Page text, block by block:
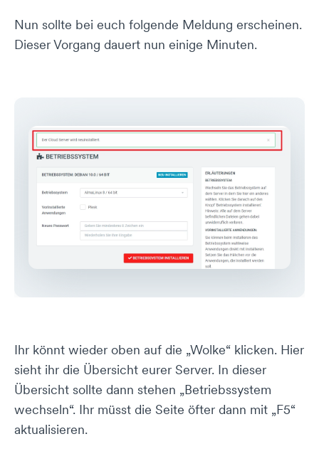
Nun sollte bei euch folgende Meldung erscheinen.
Dieser Vorgang dauert nun einige Minuten.
Ihr könnt wieder oben auf die „Wolke“ klicken. Hier
sieht ihr die Übersicht eurer Server. In dieser
Übersicht sollte dann stehen „Betriebssystem
wechseln“. Ihr müsst die Seite öfter dann mit „F5“
aktualisieren.